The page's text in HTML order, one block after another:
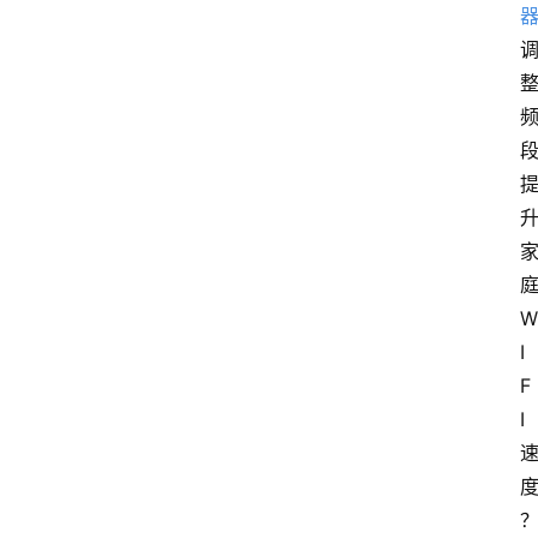
器
调
整
频
段
提
升
家
庭
W
I
F
I
速
度
？